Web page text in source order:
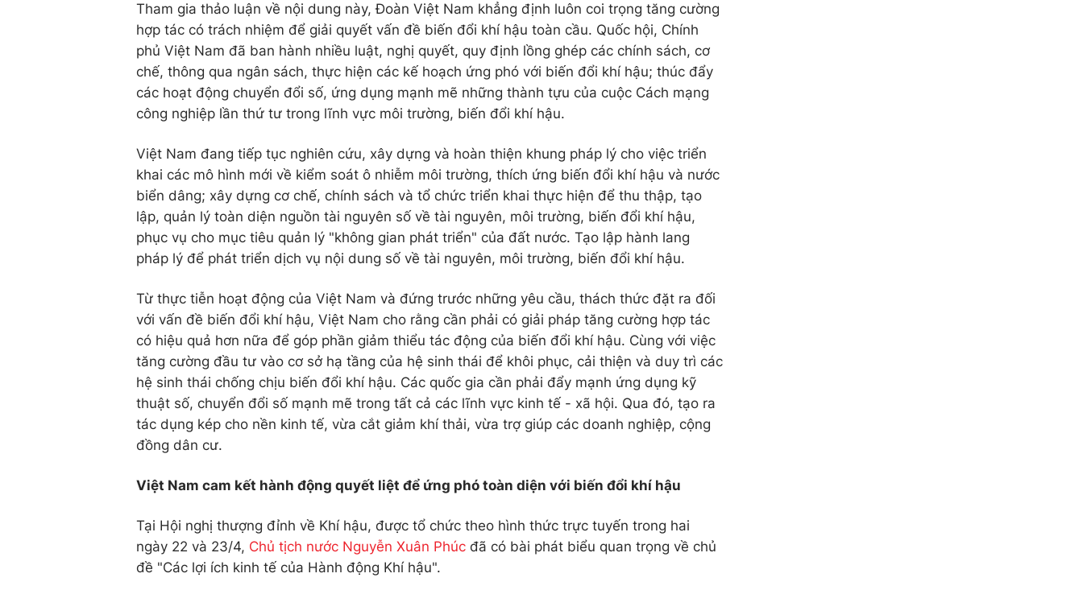
Tham gia thảo luận về nội dung này, Đoàn Việt Nam khẳng định luôn coi trọng tăng cường
hợp tác có trách nhiệm để giải quyết vấn đề biến đổi khí hậu toàn cầu. Quốc hội, Chính
phủ Việt Nam đã ban hành nhiều luật, nghị quyết, quy định lồng ghép các chính sách, cơ
chế, thông qua ngân sách, thực hiện các kế hoạch ứng phó với biến đổi khí hậu; thúc đẩy
các hoạt động chuyển đổi số, ứng dụng mạnh mẽ những thành tựu của cuộc Cách mạng
công nghiệp lần thứ tư trong lĩnh vực môi trường, biến đổi khí hậu.
Việt Nam đang tiếp tục nghiên cứu, xây dựng và hoàn thiện khung pháp lý cho việc triển
khai các mô hình mới về kiểm soát ô nhiễm môi trường, thích ứng biến đổi khí hậu và nước
biển dâng; xây dựng cơ chế, chính sách và tổ chức triển khai thực hiện để thu thập, tạo
lập, quản lý toàn diện nguồn tài nguyên số về tài nguyên, môi trường, biến đổi khí hậu,
phục vụ cho mục tiêu quản lý "không gian phát triển" của đất nước. Tạo lập hành lang
pháp lý để phát triển dịch vụ nội dung số về tài nguyên, môi trường, biến đổi khí hậu.
Từ thực tiễn hoạt động của Việt Nam và đứng trước những yêu cầu, thách thức đặt ra đối
với vấn đề biến đổi khí hậu, Việt Nam cho rằng cần phải có giải pháp tăng cường hợp tác
có hiệu quả hơn nữa để góp phần giảm thiểu tác động của biến đổi khí hậu. Cùng với việc
tăng cường đầu tư vào cơ sở hạ tầng của hệ sinh thái để khôi phục, cải thiện và duy trì các
hệ sinh thái chống chịu biến đổi khí hậu. Các quốc gia cần phải đẩy mạnh ứng dụng kỹ
thuật số, chuyển đổi số mạnh mẽ trong tất cả các lĩnh vực kinh tế - xã hội. Qua đó, tạo ra
tác dụng kép cho nền kinh tế, vừa cắt giảm khí thải, vừa trợ giúp các doanh nghiệp, cộng
đồng dân cư.
Việt Nam cam kết hành động quyết liệt để ứng phó toàn diện với biến đổi khí hậu
Tại Hội nghị thượng đỉnh về Khí hậu, được tổ chức theo hình thức trực tuyến trong hai
ngày 22 và 23/4, Chủ tịch nước Nguyễn Xuân Phúc đã có bài phát biểu quan trọng về chủ
đề "Các lợi ích kinh tế của Hành động Khí hậu".